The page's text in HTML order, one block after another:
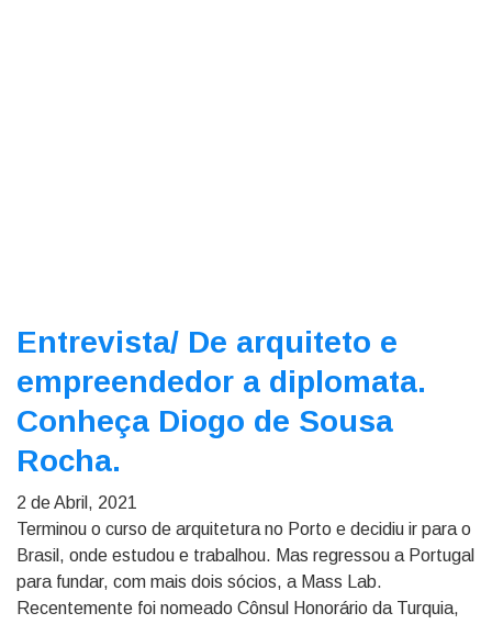
Entrevista/ De arquiteto e
empreendedor a diplomata.
Conheça Diogo de Sousa
Rocha.
2 de Abril, 2021
Terminou o curso de arquitetura no Porto e decidiu ir para o
Brasil, onde estudou e trabalhou. Mas regressou a Portugal
para fundar, com mais dois sócios, a Mass Lab.
Recentemente foi nomeado Cônsul Honorário da Turquia,